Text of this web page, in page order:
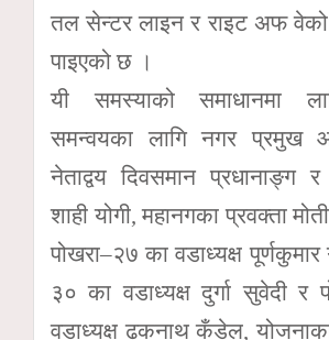
तल सेन्टर लाइन र राइट अफ
पाइएको छ ।
यी समस्याको समाधानमा
समन्वयका लागि नगर प्रमुख
नेताद्वय दिवसमान प्रधानाङ्ग र
शाही योगी, महानगका प्रवक्ता
पोखरा–२७ का वडाध्यक्ष
३० का वडाध्यक्ष दुर्गा सुवेदी र
वडाध्यक्ष ढकनाथ कँडेल,